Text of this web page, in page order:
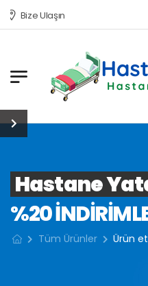
Bize Ulaşın
Hastane
%20
Tüm Ürünler Ürün